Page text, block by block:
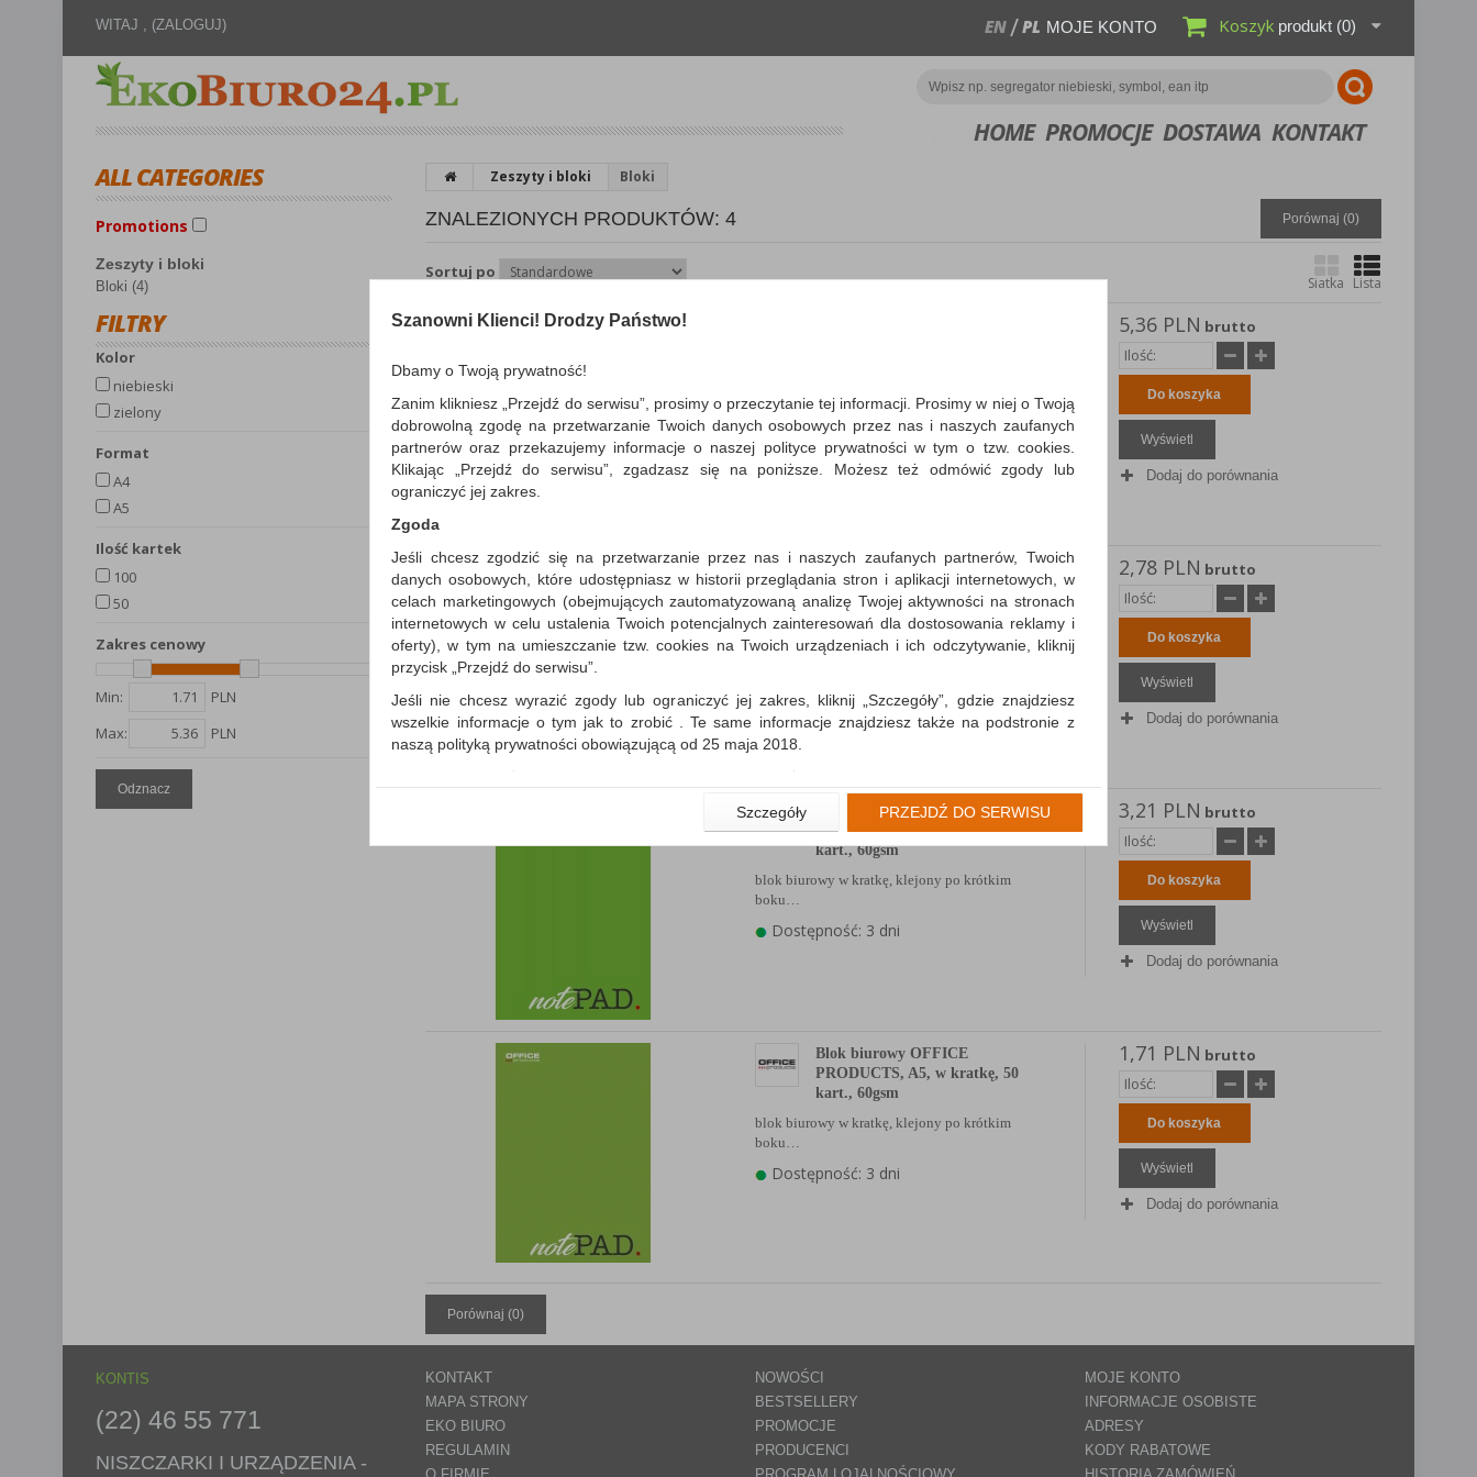
WITAJ , (ZALOGUJ) EN PL MOJE KONTO Koszyk produkt (0)
HOME PROMOCJE DOSTAWA KONTAKT
ALL CATEGORIES
Promotions
Zeszyty i bloki
Bloki (4)
FILTRY
kolor
niebieski
zielony
format
A4
A5
ilość kartek
100
50
Zakres cenowy
Min:
PLN
Max:
PLN
Odznacz
Zeszyty i bloki Bloki
ZNALEZIONYCH PRODUKTÓW: 4 Porównaj (0)
Sortuj po
Siatka Lista
boku…
Dostępność: 3 dni
5,36 PLN brutto
Do koszyka
Wyświetl
Dodaj do porównania
Blok biurowy OFFICE
PRODUCTS, A5, w kratkę, 100
kart., 60gsm
blok biurowy w kratkę, klejony po krótkim
2,78 PLN brutto
Do koszyka
Wyświetl
Dodaj do porównania
Blok biurowy OFFICE
PRODUCTS, A4, w kratkę, 50
kart., 60gsm
blok biurowy w kratkę, klejony po krótkim
boku…
Dostępność: 3 dni
3,21 PLN brutto
Do koszyka
Wyświetl
Dodaj do porównania
Blok biurowy OFFICE
PRODUCTS, A5, w kratkę, 50
kart., 60gsm
blok biurowy w kratkę, klejony po krótkim
boku…
Dostępność: 3 dni
1,71 PLN brutto
Do koszyka
Wyświetl
Dodaj do porównania
Porównaj (0)
KONTIS
(22) 46 55 771
NISZCZARKI I URZĄDZENIA -
KONTAKT
MAPA STRONY
EKO BIURO
REGULAMIN
NOWOŚCI
BESTSELLERY
PROMOCJE
PRODUCENCI
MOJE KONTO
INFORMACJE OSOBISTE
ADRESY
KODY RABATOWE
Szanowni Klienci! Drodzy Państwo!
Dbamy o Twoją prywatność!
Zanim klikniesz „Przejdź do serwisu”, prosimy o przeczytanie tej informacji. Prosimy w niej o Twoją
dobrowolną zgodę na przetwarzanie Twoich danych osobowych przez nas i naszych zaufanych
partnerów oraz przekazujemy informacje o naszej polityce prywatności w tym o tzw. cookies.
Klikając „Przejdź do serwisu”, zgadzasz się na poniższe. Możesz też odmówić zgody lub
ograniczyć jej zakres.
Zgoda
Jeśli chcesz zgodzić się na przetwarzanie przez nas i naszych zaufanych partnerów, Twoich
danych osobowych, które udostępniasz w historii przeglądania stron i aplikacji internetowych, w
celach marketingowych (obejmujących zautomatyzowaną analizę Twojej aktywności na stronach
internetowych w celu ustalenia Twoich potencjalnych zainteresowań dla dostosowania reklamy i
oferty), w tym na umieszczanie tzw. cookies na Twoich urządzeniach i ich odczytywanie, kliknij
przycisk „Przejdź do serwisu”.
Jeśli nie chcesz wyrazić zgody lub ograniczyć jej zakres, kliknij „Szczegóły”, gdzie znajdziesz
wszelkie informacje o tym jak to zrobić . Te same informacje znajdziesz także na podstronie z
naszą polityką prywatności obowiązującą od 25 maja 2018.
W przypadku użytkowników zalogowanych, aby umożliwić prawidłową realizację Umowy z
Państwem i związane z tym prawidłowe działanie naszej strony www, a w szczególności np.
wysłanie potwierdzenia zamówienia na Państwa email lub wyświetlenie Państwu prawidłowych
informacji o promocjach czy cenach indywidualnych, ważna jest Państwa wcześniejsza zgoda
Każda Państwa zgoda jest dobrowolna i można ją w dowolnym momencie wycofać.
Lista Zaufanych Partnerów (rozwiń)
Szczegóły PRZEJDŹ DO SERWISU